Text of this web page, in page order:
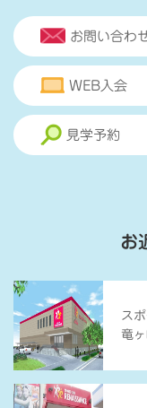
お問い合わ
WEB入会
見学予約
お
ス
竜